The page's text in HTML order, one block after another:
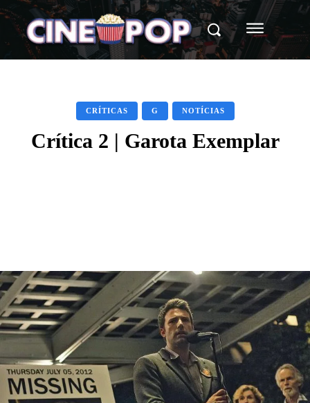
CRÍTICAS G NOTÍCIAS
Crítica 2 | Garota Exemplar